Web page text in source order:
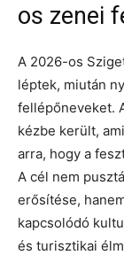
os zenei
A 2026-os
léptek, miután
fellépőneveket.
kézbe került,
arra, hogy a
A cél nem
erősítése,
kapcsolódó
és turisztikai